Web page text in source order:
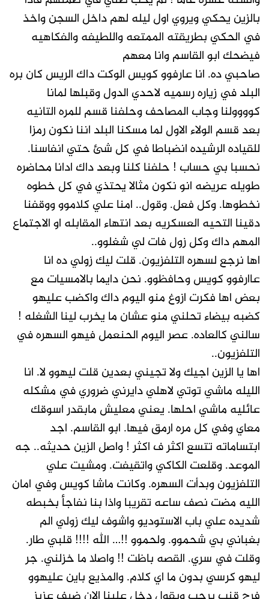
بالزين يحكي ويروي اول ليله لهم داخل السجن واخذ
في الحكي بطريقته الممتعه واللطيفه والفكاهيه
فيضحك ابو القاسم وانا معهم
صاحبي ده. انا عارفوو كويس الوكت داك الريس كان بره
البلد في زياره رسميه لاحدي الدول وقبلها لمانا
كوووولنا وجاب المصاحف وحلفنا قسم للمره التانيه
بعد قسم الولاء الاول لما مسكنا البلد اننا نكون رمزا
للقياده الرشيده انضباطا في كل شئ حتي انفاسنا.
نحسبا بي حساب ! حلفنا كلنا وبعد داك ادانا محاضره
طويله عريضه انو نكون مثالا يحتذي في كل خطوه
نخطوها. وكل فعل. وقول.. امنا علي كلاموو ووقفنا
دقينا التحيه العسكريه بعد انتهاء المقابله او الاجتماع
المهم داك وكل زول فات لي شغلوو..
اها نرجع لسهره التلفزيون. قلت ليك زولي ده انا
عاارفوو كويس وحافظوو. نحن دايما بالامسيات مع
بعض اها فكرت ازوغ منو اليوم داك واكضب عليهو
كضبه بيضاء تحلني منو عشان ما يخرب لينا الشغله !
سالني كالعاده. عصر اليوم الحنعمل فيهو السهره في
التلفزيون..
اها يا الزين اجيك ولا تجيني بعدين قلت ليهوو لا. انا
الليله ماشي توتي لاهلي دايرني ضروري في مشكله
عائليه ماشي احلها. يعني معليش مابقدر اسوقك
معاي وفي كل مره ارمق فيها. ابو القاسم. اجد
ابتساماته تتسع اكثر ف اكثر ! واصل الزين حديثه.. جه
الموعد. وقلعت الكاكي واتقيفت. ومشيت علي
التلفزيون وبدأت السهره. وكانت ماشا كويس وفي امان
الليه مضت نصف ساعه تقريبا واذا بنا نفاجأ بخبطه
شديده علي باب الاستوديو واشوف ليك زولي الم
بغباني بي شحموو. ولحموو !!… الله !!!! قلبي طار.
وقلت في سري. القصه باظت !! واصلا ما خزلني. جر
ليهو كرسي بدون ما اي كلام. والمذيع باين عليهوو